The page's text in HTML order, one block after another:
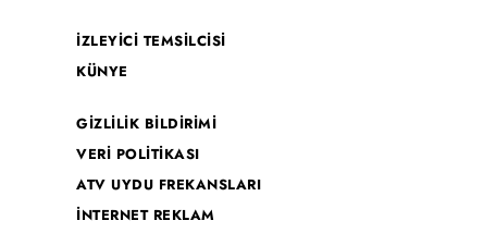
İZLEYİCİ TEMSİLCİSİ
KÜNYE
GİZLİLİK BİLDİRİMİ
VERİ POLİTİKASI
ATV UYDU FREKANSLARI
İNTERNET REKLAM